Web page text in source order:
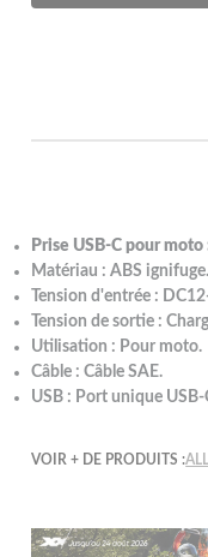
Prise USB-C pour moto
Matériau : ABS ignifuge.
Tension d'entrée :
Tension de sortie :
Utilisation : Pour moto.
Câble : Câble SAE.
USB : Port unique USB-
VOIR + DE PRODUITS :